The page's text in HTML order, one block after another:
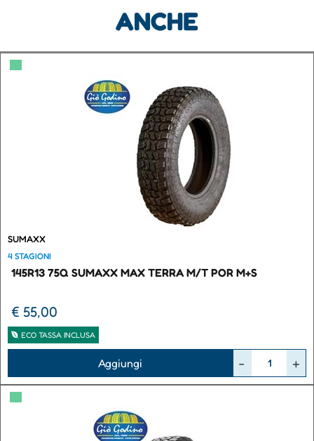
ANCHE
▀
SUMAXX
4 STAGIONI
145R13 75Q SUMAXX MAX TERRA M/T POR M+S
€ 55,00
ECO TASSA INCLUSA
Aggiungi
▀